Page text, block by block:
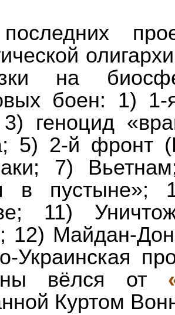
на
боен: 1)
3) геноцид
5) 2-й фронт
7)
в пустыне»;
11)
12) Майдан-
Украинская
вёлся от
Куртом